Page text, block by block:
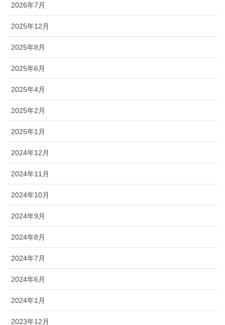
2026年7月
2025年12月
2025年8月
2025年6月
2025年4月
2025年2月
2025年1月
2024年12月
2024年11月
2024年10月
2024年9月
2024年8月
2024年7月
2024年6月
2024年1月
2023年12月